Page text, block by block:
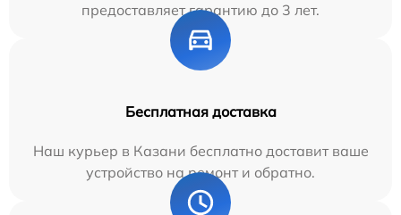
предоставляет гарантию до 3 лет.
Бесплатная доставка
Наш курьер в Казани бесплатно доставит ваше
устройство на ремонт и обратно.